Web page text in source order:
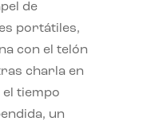
de
portátiles,
con el telón
charla en
tiempo
un